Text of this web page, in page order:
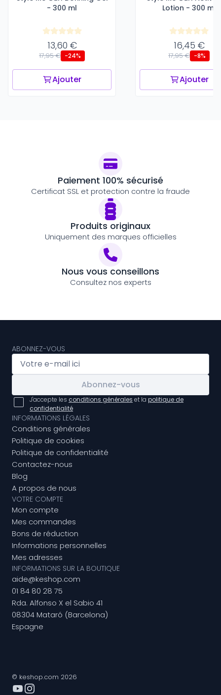
- 300 ml
13,60 €
17,95 € -24%
Ajouter
Lotion - 300 ml
16,45 €
17,95 € -8%
Ajouter
Paiement 100% sécurisé
Certificat SSL et protection contre la fraude
Produits originaux
Uniquement des marques officielles
Nous vous conseillons
Consultez nos experts
ABONNEZ-VOUS
Abonnez-vous
J'accepte les conditions générales et la politique de
confidentialité
INFORMATIONS LÉGALES
Conditions générales
Politique de cookies
Politique de confidentialité
Contactez-nous
Blog
A propos de nous
VOTRE COMPTE
Mon compte
Mes commandes
Bons de réduction
Informations personnelles
Mes adresses
INFORMATIONS SUR LA BOUTIQUE
aide@keshop.com
01 84 80 28 75
Rda. Alfonso X el Sabio 41
08304 Mataró (Barcelona)
Espagne
© keshop.com 2026